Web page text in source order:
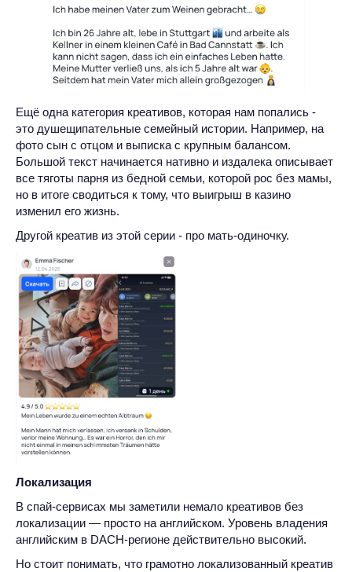
Ещё одна категория креативов, которая нам попались -
это душещипательные семейный истории. Например, на
фото сын с отцом и выписка с крупным балансом.
Большой текст начинается нативно и издалека описывает
все тяготы парня из бедной семьи, которой рос без мамы,
но в итоге сводиться к тому, что выигрыш в казино
изменил его жизнь.
Другой креатив из этой серии - про мать-одиночку.
Локализация
В спай-сервисах мы заметили немало креативов без
локализации — просто на английском. Уровень владения
английским в DACH-регионе действительно высокий.
Но стоит понимать, что грамотно локализованный креатив